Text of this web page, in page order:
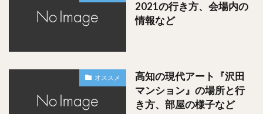
いてました。なので帰りの少し早めの夜ご飯にが狙い目かも
前に予約しておくのが良いかと思います！
この『あなご飯』、元々駅弁から始まったと言われていま
2021の行き方、会場内の
情報など
オススメ
高知の現代アート『沢田
マンション』の場所と行
き方、部屋の様子など